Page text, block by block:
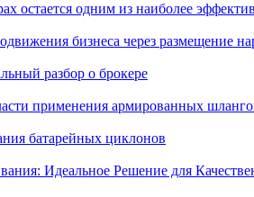
остается одним из наиболее
бизнеса через размещение
разбор о брокере
применения армированных
батарейных циклонов
Идеальное Решение для